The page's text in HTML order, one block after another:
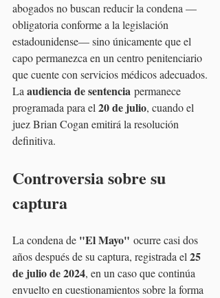
abogados no buscan reducir la condena —
obligatoria conforme a la legislación
estadounidense— sino únicamente que el
capo permanezca en un centro penitenciario
que cuente con servicios médicos adecuados.
La audiencia de sentencia permanece
programada para el 20 de julio, cuando el
juez Brian Cogan emitirá la resolución
definitiva.
Controversia sobre su
captura
La condena de "El Mayo" ocurre casi dos
años después de su captura, registrada el 25
de julio de 2024, en un caso que continúa
envuelto en cuestionamientos sobre la forma